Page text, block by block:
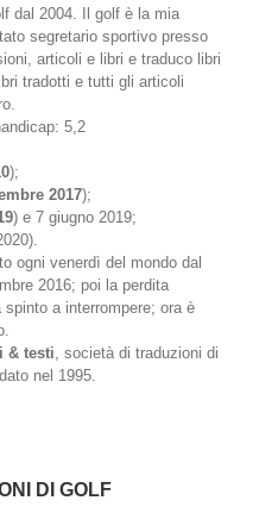
dal 2004. Il golf è la mia
segretario sportivo presso
articoli e libri e traduco libri
tradotti e tutti gli articoli
5,2
);
2017);
) e 7 giugno 2019;
ogni venerdì del mondo dal
2016; poi la perdita
spinto a interrompere; ora è
& testi, società di traduzioni di
nel 1995.
DI GOLF